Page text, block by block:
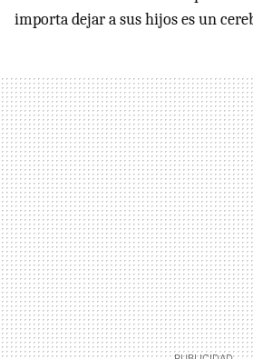
importa dejar a sus hijos es un